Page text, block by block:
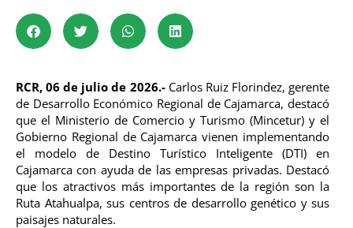
RCR, 06 de julio de 2026.-Carlos Ruiz Florindez, gerente
de Desarrollo Económico Regional de Cajamarca, destacó
que el Ministerio de Comercio y Turismo (Mincetur) y el
Gobierno Regional de Cajamarca vienen implementando
el modelo de Destino Turístico Inteligente (DTI) en
Cajamarca con ayuda de las empresas privadas. Destacó
que los atractivos más importantes de la región son la
Ruta Atahualpa, sus centros de desarrollo genético y sus
paisajes naturales.